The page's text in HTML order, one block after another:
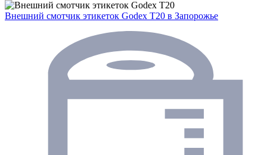
Внешний смотчик этикеток Godex T20 в Запорожье